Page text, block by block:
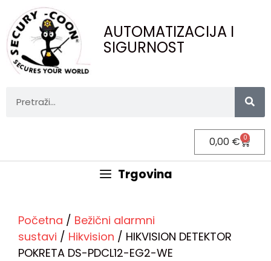
AUTOMATIZACIJA I
SIGURNOST
0,00 € 0
Trgovina
Početna / Bežični alarmni
sustavi / Hikvision / HIKVISION DETEKTOR
POKRETA DS-PDCL12-EG2-WE